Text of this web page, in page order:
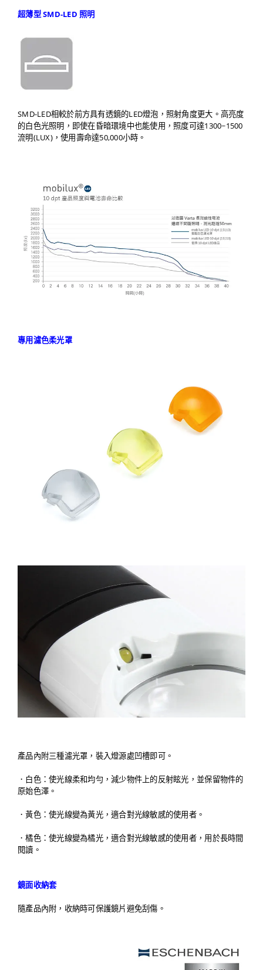
超薄型 SMD-LED 照明
SMD-LED相較於前方具有透鏡的LED燈泡，照射角度更大。高亮度
的白色光照明，即使在昏暗環境中也能使用，照度可達1300~1500
流明(LUX)，使用壽命達50,000小時。
專用濾色柔光罩
產品內附三種濾光罩，裝入燈源處凹槽即可。
． 白色：使光線柔和均勻，減少物件上的反射眩光，並保留物件的
原始色澤。
．黃色：使光線變為黃光，適合對光線敏感的使用者。
．橘色：使光線變為橘光，適合對光線敏感的使用者，用於長時間
閱讀。
鏡面收納套
隨產品內附，收納時可保護鏡片避免刮傷。